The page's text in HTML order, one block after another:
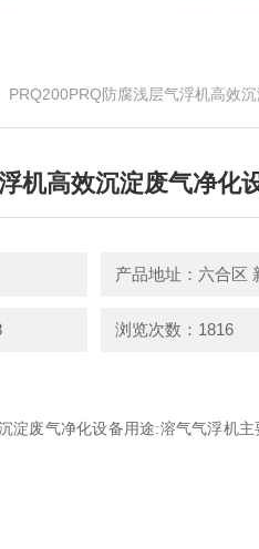
PRQ200PRQ防腐浅层气浮机高效
机高效沉淀废气净化
浏览次数：1816
淀废气净化设备用途:溶气气浮机